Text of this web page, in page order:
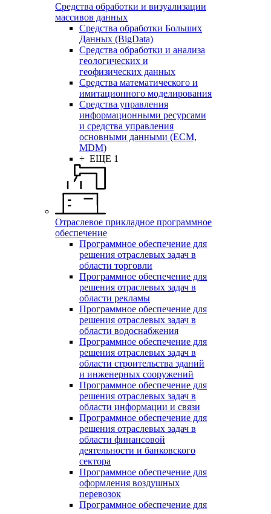
Средства обработки и визуализации
массивов данных
Средства обработки Больших
Данных (BigData)
Средства обработки и анализа
геологических и
геофизических данных
Средства математического и
имитационного моделирования
Средства управления
информационными ресурсами
и средства управления
основными данными (ECM,
MDM)
+ ЕЩЕ 1
Отраслевое прикладное программное
обеспечение
Программное обеспечение для
решения отраслевых задач в
области торговли
Программное обеспечение для
решения отраслевых задач в
области рекламы
Программное обеспечение для
решения отраслевых задач в
области водоснабжения
Программное обеспечение для
решения отраслевых задач в
области строительства зданий
и инженерных сооружений
Программное обеспечение для
решения отраслевых задач в
области информации и связи
Программное обеспечение для
решения отраслевых задач в
области финансовой
деятельности и банковского
сектора
Программное обеспечение для
оформления воздушных
перевозок
Программное обеспечение для